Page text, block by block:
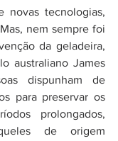
novas tecnologias,
nem sempre foi
da geladeira,
australiano James
dispunham de
para preservar os
prolongados,
de origem